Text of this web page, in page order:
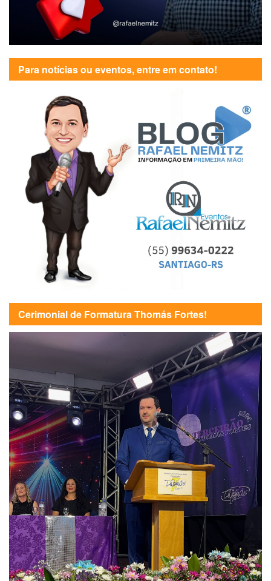
Para notícias ou eventos, entre em contato!
Cerimonial de Formatura Thomás Fortes!